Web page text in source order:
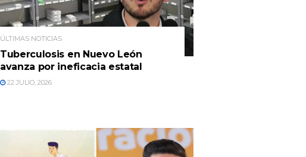
ÚLTIMAS NOTICIAS
Tuberculosis en Nuevo León
avanza por ineficacia estatal
22 JULIO, 2026